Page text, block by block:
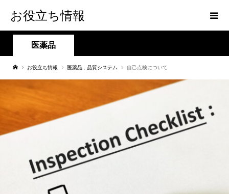
お役立ち情報
医薬品
お役立ち情報 医薬品 品質システム 自己点検について